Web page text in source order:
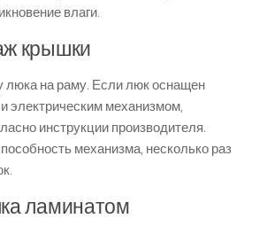
влаги.
крышки
люка на раму. Если люк оснащен
электрическим механизмом,
инструкции производителя.
механизма, несколько раз
ламинатом